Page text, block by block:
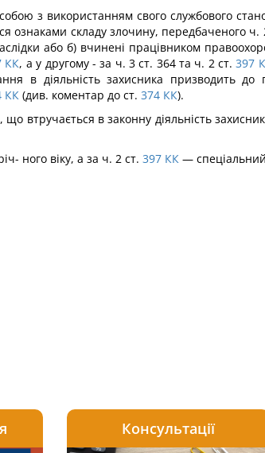
з використанням свого службового
ознаками складу злочину, передбаченого ч.
або б) вчинені працівником
КК, а у другому - за ч. 3 ст. 364 та ч. 2 ст. 397
в діяльність захисника призводить
КК (див. коментар до ст. 374 КК).
втручається в законну діяльність
ного віку, а за ч. 2 ст. 397 КК —
Консультації